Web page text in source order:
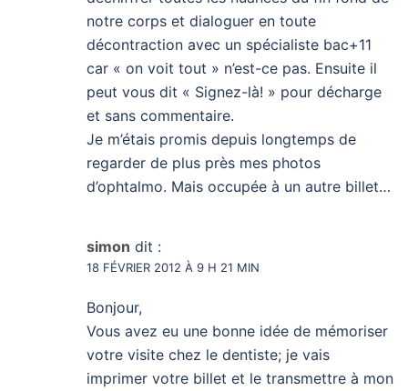
notre corps et dialoguer en toute
décontraction avec un spécialiste bac+11
car « on voit tout » n’est-ce pas. Ensuite il
peut vous dit « Signez-là! » pour décharge
et sans commentaire.
Je m’étais promis depuis longtemps de
regarder de plus près mes photos
d’ophtalmo. Mais occupée à un autre billet…
simon dit :
18 FÉVRIER 2012 À 9 H 21 MIN
Bonjour,
Vous avez eu une bonne idée de mémoriser
votre visite chez le dentiste; je vais
imprimer votre billet et le transmettre à mon